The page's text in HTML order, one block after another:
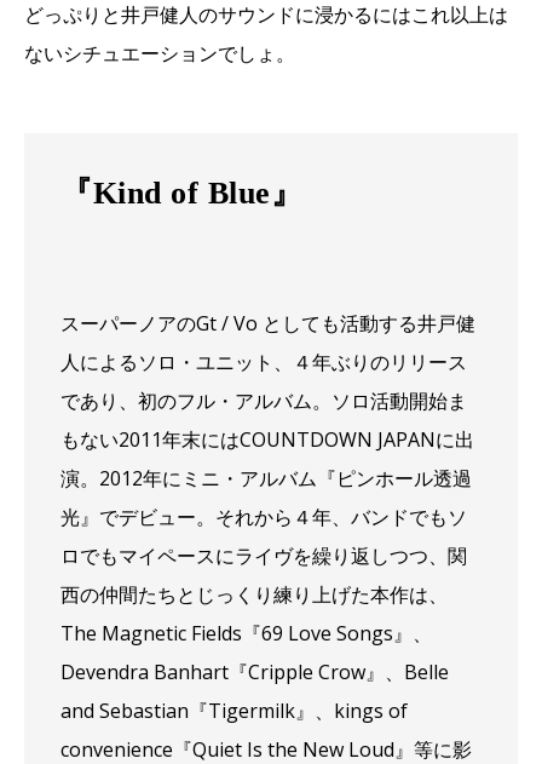
どっぷりと井戸健人のサウンドに浸かるにはこれ以上は
ないシチュエーションでしょ。
『Kind of Blue』
スーパーノアのGt / Vo としても活動する井戸健
人によるソロ・ユニット、４年ぶりのリリース
であり、初のフル・アルバム。ソロ活動開始ま
もない2011年末にはCOUNTDOWN JAPANに出
演。2012年にミニ・アルバム『ピンホール透過
光』でデビュー。それから４年、バンドでもソ
ロでもマイペースにライヴを繰り返しつつ、関
西の仲間たちとじっくり練り上げた本作は、
The Magnetic Fields『69 Love Songs』、
Devendra Banhart『Cripple Crow』、Belle
and Sebastian『Tigermilk』、kings of
convenience『Quiet Is the New Loud』等に影